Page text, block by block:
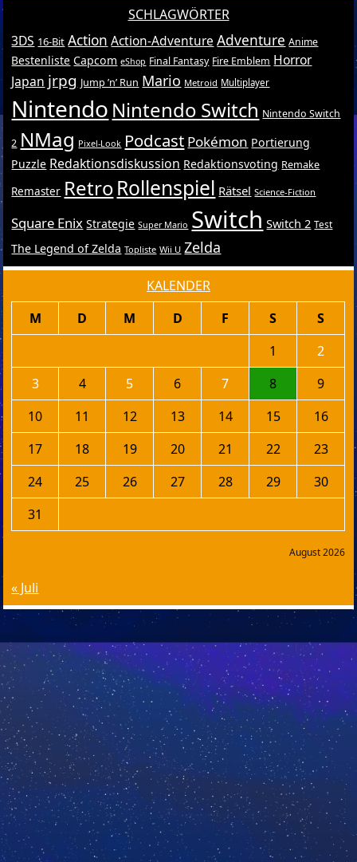
SCHLAGWÖRTER
3DS 16-Bit Action Action-Adventure Adventure Anime
Bestenliste Capcom eShop Final Fantasy Fire Emblem Horror
Japan jrpg Jump ’n’ Run Mario Metroid Multiplayer
Nintendo Nintendo Switch Nintendo Switch
2 NMag Pixel-Look Podcast Pokémon Portierung
Puzzle Redaktionsdiskussion Redaktionsvoting Remake
Remaster RetroRollenspiel Rätsel Science-Fiction
Square Enix Strategie Super Mario Switch Switch 2 Test
The Legend of Zelda Topliste Wii U Zelda
KALENDER
August 2026
M D M D F S
S
1
2
3
4 5 6 7 8
9
10
11 12 13 14 15
16
17
18 19 20 21 22
23
24
25 26 27 28 29
30
31
« Juli